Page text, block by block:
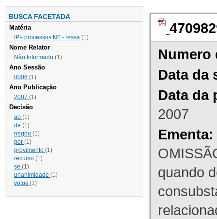
BUSCA FACETADA
Matéria
IPI- processos NT - ressa (1)
Nome Relator
Não Informado (1)
Ano Sessão
0006 (1)
Ano Publicação
2007 (1)
Decisão
ao (1)
de (1)
negou (1)
por (1)
provimento (1)
recurso (1)
se (1)
unanimidade (1)
votos (1)
Numero
Data da
Data da
2007
Ementa:
quando